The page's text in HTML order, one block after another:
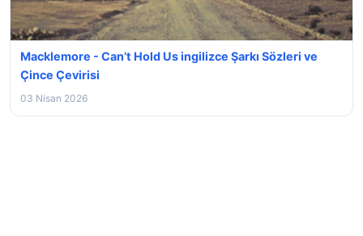
Macklemore - Can’t Hold Us ingilizce Şarkı Sözleri ve
Çince Çevirisi
03 Nisan 2026